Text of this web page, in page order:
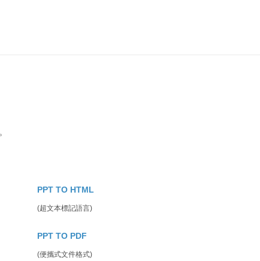
PPT TO HTML
(超文本標記語言)
PPT TO PDF
(便攜式文件格式)